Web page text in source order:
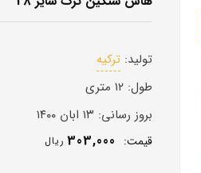
تولید: ترکیه
طول: ۱۲ متری
بروز رسانی: ۱۳ ابان ۱۴۰۰
قيمت: 303,000 ريال